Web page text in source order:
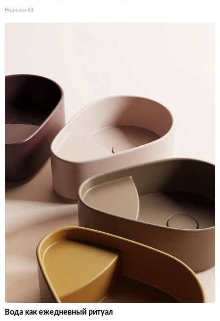
Новинки 63
Вода как ежедневный ритуал